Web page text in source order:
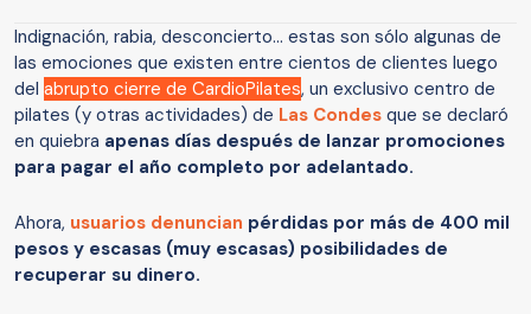
Indignación, rabia, desconcierto... estas son sólo algunas de
las emociones que existen entre cientos de clientes luego
del abrupto cierre de CardioPilates, un exclusivo centro de
pilates (y otras actividades) de Las Condes que se declaró
en quiebra apenas días después de lanzar promociones
para pagar el año completo por adelantado.
Ahora, usuarios denuncian pérdidas por más de 400 mil
pesos y escasas (muy escasas) posibilidades de
recuperar su dinero.